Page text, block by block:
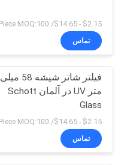
$2.15 - $14.65/ Piece MOQ:100
تماس
فیلتر شاتر شیشه 58 میلی
متر UV در آلمان Schott
Glass
$2.15 - $14.65/ Piece MOQ:100
تماس